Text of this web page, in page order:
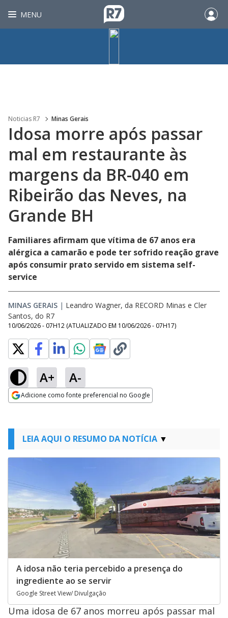
MENU
Noticias R7 Minas Gerais
Idosa morre após passar
mal em restaurante às
margens da BR-040 em
Ribeirão das Neves, na
Grande BH
Familiares afirmam que vítima de 67 anos era
alérgica a camarão e pode ter sofrido reação grave
após consumir prato servido em sistema self-
service
MINAS GERAIS | Leandro Wagner, da RECORD Minas e Cler
Santos, do R7
10/06/2026 - 07H12 (ATUALIZADO EM 10/06/2026 - 07H17)
A+ A-
Adicione como fonte preferencial no Google
LEIA AQUI O RESUMO DA NOTÍCIA
A idosa não teria percebido a presença do
ingrediente ao se servir
Google Street View/ Divulgação
Uma idosa de 67 anos morreu após passar mal